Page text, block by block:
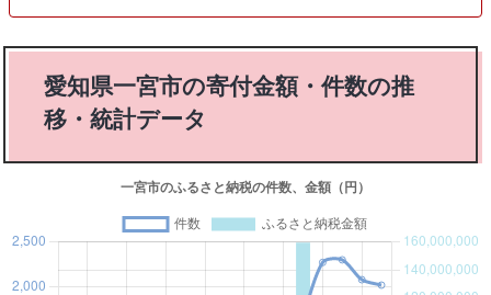
愛知県一宮市の寄付金額・件数の推
移・統計データ